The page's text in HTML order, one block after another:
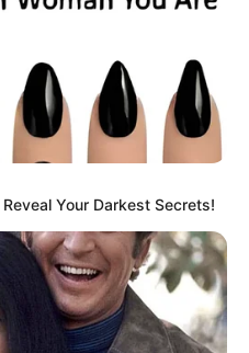
Your Darkest Secrets!